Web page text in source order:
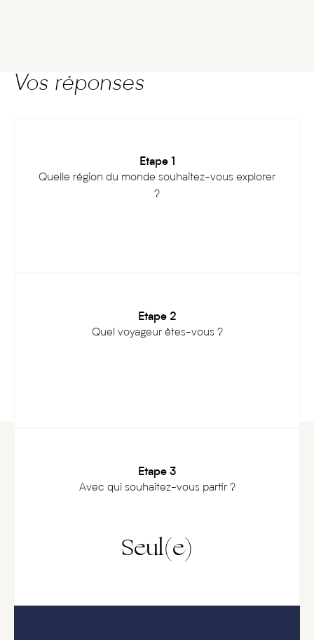
Vos réponses
Etape 1
Quelle région du monde souhaitez-vous explorer
?
Etape 2
Quel voyageur êtes-vous ?
Etape 3
Avec qui souhaitez-vous partir ?
Seul(e)